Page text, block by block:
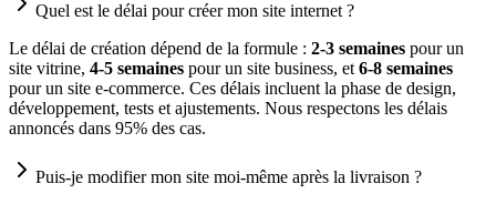
Quel est le délai pour créer mon site internet ?
Le délai de création dépend de la formule : 2-3 semaines pour un
site vitrine, 4-5 semaines pour un site business, et 6-8 semaines
pour un site e-commerce. Ces délais incluent la phase de design,
développement, tests et ajustements. Nous respectons les délais
annoncés dans 95% des cas.
Puis-je modifier mon site moi-même après la livraison ?